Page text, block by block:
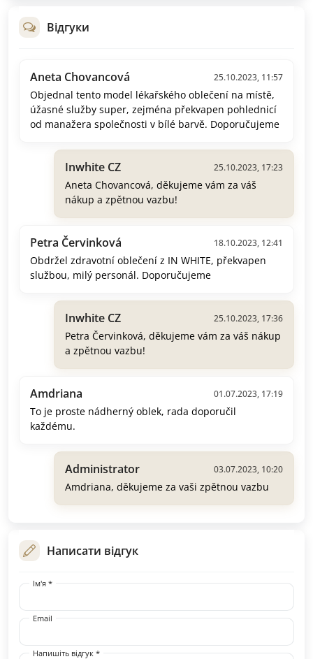
Відгуки
Aneta Chovancová 25.10.2023, 11:57
Objednal tento model lékařského oblečení na místě,
úžasné služby super, zejména překvapen pohlednicí
od manažera společnosti v bílé barvě. Doporučujeme
Inwhite CZ 25.10.2023, 17:23
Aneta Chovancová, děkujeme vám za váš
nákup a zpětnou vazbu!
Petra Červinková 18.10.2023, 12:41
Obdržel zdravotní oblečení z IN WHITE, překvapen
službou, milý personál. Doporučujeme
Inwhite CZ 25.10.2023, 17:36
Petra Červinková, děkujeme vám za váš nákup
a zpětnou vazbu!
Amdriana 01.07.2023, 17:19
To je proste nádherný oblek, rada doporučil
každému.
Administrator 03.07.2023, 10:20
Amdriana, děkujeme za vaši zpětnou vazbu
Написати відгук
Ім'я *
Email
Напишіть відгук *